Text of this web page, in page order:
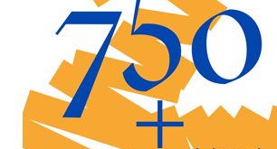
millones de desplazamientos